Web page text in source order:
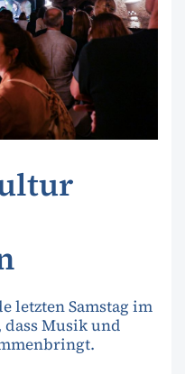
letzten Samstag im
Musik und